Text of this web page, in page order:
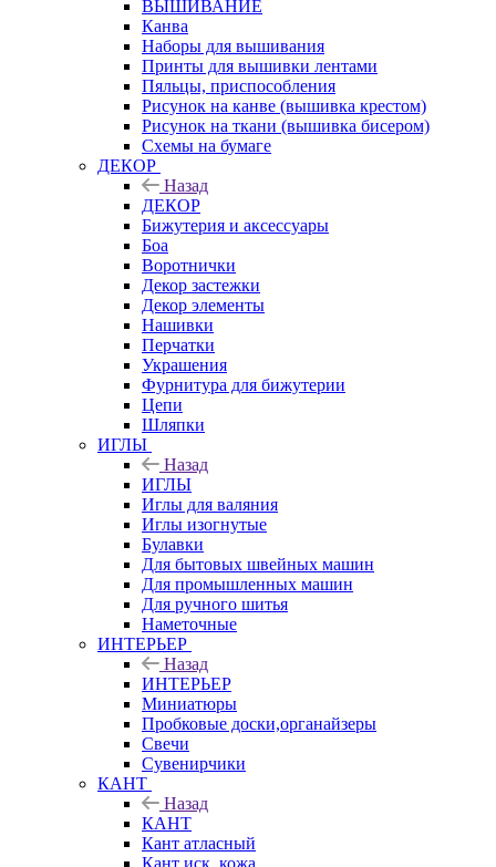
ВЫШИВАНИЕ
Канва
Наборы для вышивания
Принты для вышивки лентами
Пяльцы, приспособления
Рисунок на канве (вышивка крестом)
Рисунок на ткани (вышивка бисером)
Схемы на бумаге
ДЕКОР
Назад
ДЕКОР
Бижутерия и аксессуары
Боа
Воротнички
Декор застежки
Декор элементы
Нашивки
Перчатки
Украшения
Фурнитура для бижутерии
Цепи
Шляпки
ИГЛЫ
Назад
ИГЛЫ
Иглы для валяния
Иглы изогнутые
Булавки
Для бытовых швейных машин
Для промышленных машин
Для ручного шитья
Наметочные
ИНТЕРЬЕР
Назад
ИНТЕРЬЕР
Миниатюры
Пробковые доски,органайзеры
Свечи
Сувенирчики
КАНТ
Назад
КАНТ
Кант атласный
Кант иск. кожа